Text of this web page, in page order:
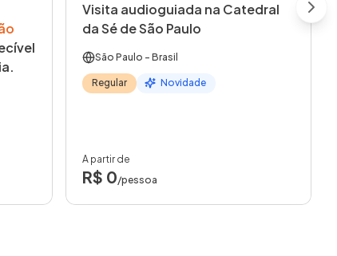
Visita audioguiada na Catedral
da Sé de São Paulo
São Paulo - Brasil
Regular Novidade
A partir de
R$ 0/pessoa